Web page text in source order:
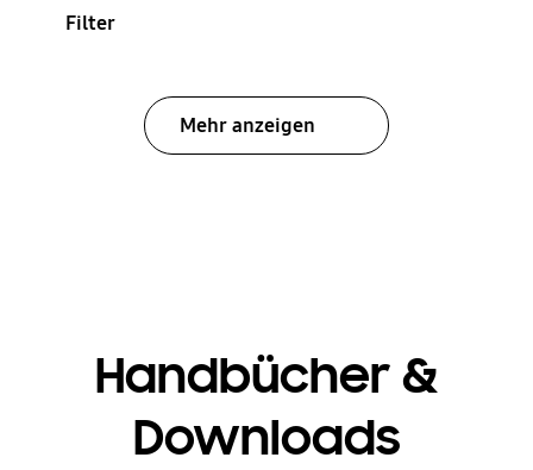
Filter
Mehr anzeigen
Handbücher &
Downloads